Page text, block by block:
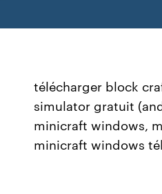
télécharger block
simulator gratuit
minicraft windows,
minicraft windows